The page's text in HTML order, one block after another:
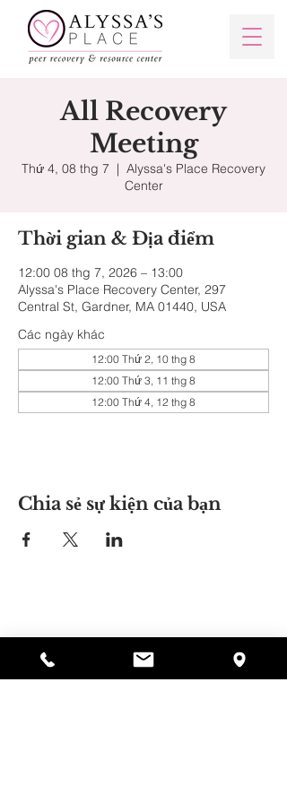
All Recovery
Meeting
Thứ 4, 08 thg 7
  |
Alyssa's Place Recovery
Center
Thời gian & Địa điểm
12:00 08 thg 7, 2026 – 13:00
Alyssa's Place Recovery Center, 297
Central St, Gardner, MA 01440, USA
Các ngày khác
12:00 Thứ 2, 10 thg 8
12:00 Thứ 3, 11 thg 8
12:00 Thứ 4, 12 thg 8
Chia sẻ sự kiện của bạn
297 Central St. Gardner, MA 01440
978-364-0920